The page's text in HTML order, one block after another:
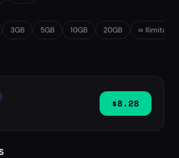
3GB 5GB 10GB 20GB ∞ Ilimitado
$8.28